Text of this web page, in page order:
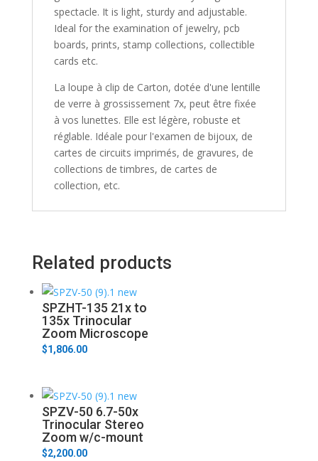
spectacle. It is light, sturdy and adjustable.
Ideal for the examination of jewelry, pcb
boards, prints, stamp collections, collectible
cards etc.
La loupe à clip de Carton, dotée d'une lentille
de verre à grossissement 7x, peut être fixée
à vos lunettes. Elle est légère, robuste et
réglable. Idéale pour l'examen de bijoux, de
cartes de circuits imprimés, de gravures, de
collections de timbres, de cartes de
collection, etc.
Related products
SPZHT-135 21x to
135x Trinocular
Zoom Microscope
$1,806.00
SPZV-50 6.7-50x
Trinocular Stereo
Zoom w/c-mount
$2,200.00